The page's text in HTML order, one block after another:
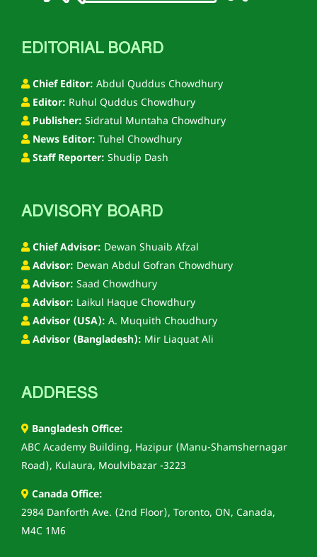
EDITORIAL BOARD
Chief Editor: Abdul Quddus Chowdhury
Editor: Ruhul Quddus Chowdhury
Publisher: Sidratul Muntaha Chowdhury
News Editor: Tuhel Chowdhury
Staff Reporter: Shudip Dash
ADVISORY BOARD
Chief Advisor: Dewan Shuaib Afzal
Advisor: Dewan Abdul Gofran Chowdhury
Advisor: Saad Chowdhury
Advisor: Laikul Haque Chowdhury
Advisor (USA): A. Muquith Choudhury
Advisor (Bangladesh): Mir Liaquat Ali
ADDRESS
Bangladesh Office:
ABC Academy Building, Hazipur (Manu-Shamshernagar
Road), Kulaura, Moulvibazar -3223
Canada Office:
2984 Danforth Ave. (2nd Floor), Toronto, ON, Canada,
M4C 1M6